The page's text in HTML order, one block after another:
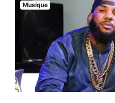
Musique